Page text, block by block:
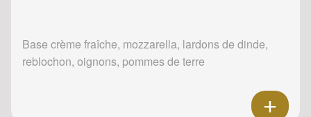
Base crème fraîche, mozzarella, lardons de dinde,
reblochon, oignons, pommes de terre